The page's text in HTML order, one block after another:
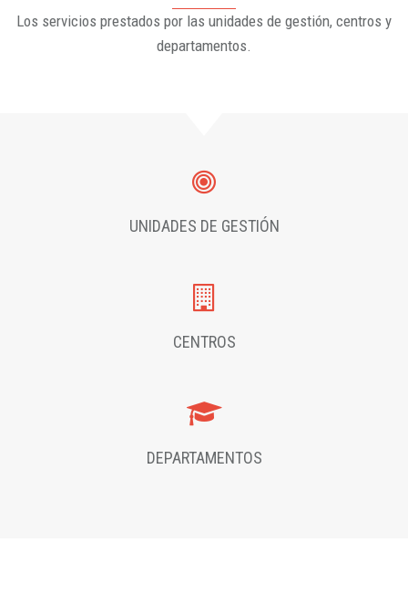
Los servicios prestados por las unidades de gestión, centros y
departamentos.
UNIDADES DE GESTIÓN
CENTROS
DEPARTAMENTOS